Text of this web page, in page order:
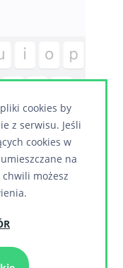
odpowiadające
umiejscowiona
panelu
cookies by
z serwisu. Jeśli
cookies w
na
możesz